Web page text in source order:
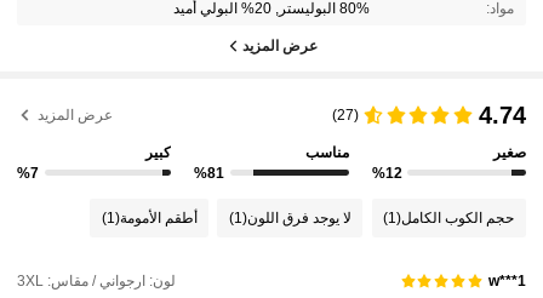
مواد: 80% البوليستر, 20% البولي أميد
عرض المزيد
4.74
(27) عرض المزيد
صغير
%12
مناسب
%81
كبير
%7
حجم الكوب الكامل(1) لا يوجد فرق اللون(1) أطقم الأمومة(1)
w***1 لون: ارجواني / مقاس: 3XL